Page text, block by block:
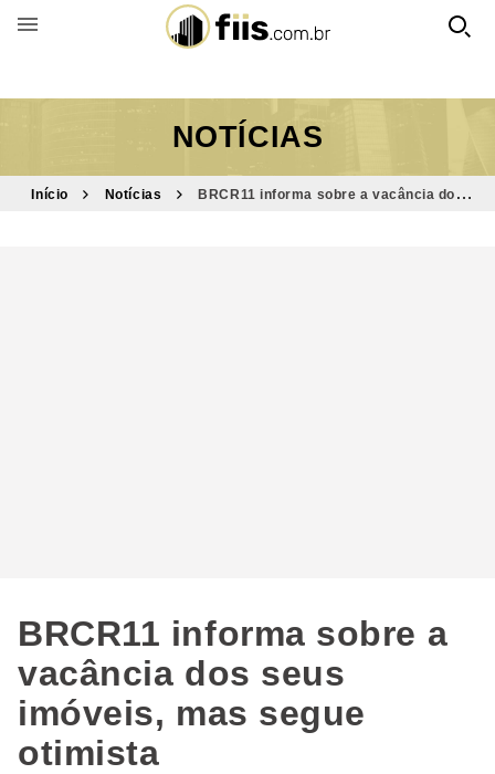
BUSCAR POR FUNDO
NOTÍCIAS
Início Notícias
BRCR11 informa sobre a vacância dos
BRCR11 informa sobre a
vacância dos seus
imóveis, mas segue
otimista